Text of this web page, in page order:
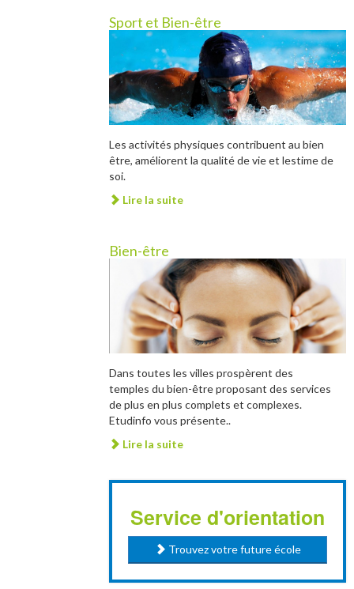
Sport et Bien-être
Les activités physiques contribuent au bien
être, améliorent la qualité de vie et lestime de
soi.
Lire la suite
Bien-être
Dans toutes les villes prospèrent des
temples du bien-être proposant des services
de plus en plus complets et complexes.
Etudinfo vous présente..
Lire la suite
Service d'orientation
Trouvez votre future école